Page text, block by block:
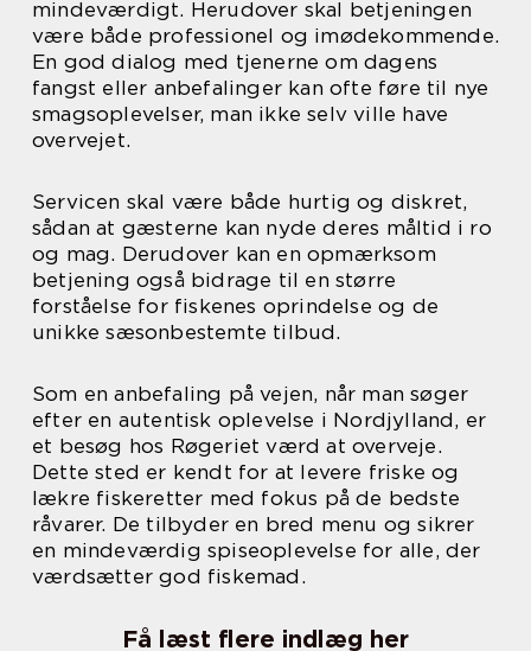
mindeværdigt. Herudover skal betjeningen
være både professionel og imødekommende.
En god dialog med tjenerne om dagens
fangst eller anbefalinger kan ofte føre til nye
smagsoplevelser, man ikke selv ville have
overvejet.
Servicen skal være både hurtig og diskret,
sådan at gæsterne kan nyde deres måltid i ro
og mag. Derudover kan en opmærksom
betjening også bidrage til en større
forståelse for fiskenes oprindelse og de
unikke sæsonbestemte tilbud.
Som en anbefaling på vejen, når man søger
efter en autentisk oplevelse i Nordjylland, er
et besøg hos Røgeriet værd at overveje.
Dette sted er kendt for at levere friske og
lækre fiskeretter med fokus på de bedste
råvarer. De tilbyder en bred menu og sikrer
en mindeværdig spiseoplevelse for alle, der
værdsætter god fiskemad.
Få læst flere indlæg her